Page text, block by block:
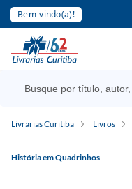
Bem-vindo(a)!
Livrarias Curitiba Livros
História em Quadrinhos